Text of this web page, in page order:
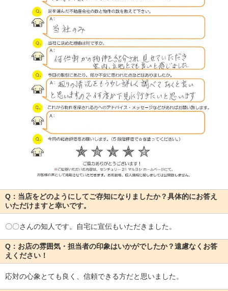
Q：当店をどのようにしてご存知になりましたか？具体的にお答え
いただけますと幸いです。
〇〇さんの知人です。自宅に宣伝もいただきました。
Q：お店の雰囲気・担当者の印象はいかがでしたか？遠慮なくお答
えください！
応対の心象とても良く、信頼できる方だと思いました。